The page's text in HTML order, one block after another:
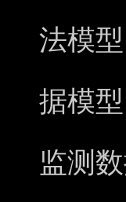
法模
据模
监测